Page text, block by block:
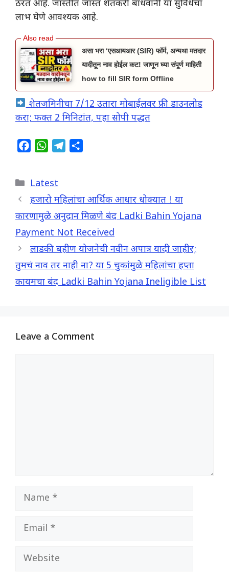
ठरत आहे. जास्तीत जास्त शेतकरी बांधवांनी या सुविधेचा
लाभ घेणे आवश्यक आहे.
असा भरा ‘एसआयआर (SIR) फॉर्म, अन्यथा मतदार
यादीतून नाव होईल कट! जाणून घ्या संपूर्ण माहिती
how to fill SIR form Offline
शेतजमिनीचा 7/12 उतारा मोबाईलवर फ्री डाउनलोड
करा; फक्त 2 मिनिटांत, पहा सोपी पद्धत
e
b
o
k
W
t
s
A
p
g
r
a
m
e
Categories
Latest
हजारो महिलांचा आर्थिक आधार धोक्यात ! या
कारणामुळे अनुदान मिळणे बंद Ladki Bahin Yojana
Payment Not Received
लाडकी बहीण योजनेची नवीन अपात्र यादी जाहीर;
तुमचं नाव तर नाही ना? या 5 चुकांमुळे महिलांचा हप्ता
कायमचा बंद Ladki Bahin Yojana Ineligible List
Leave a Comment
Name
Email
Website